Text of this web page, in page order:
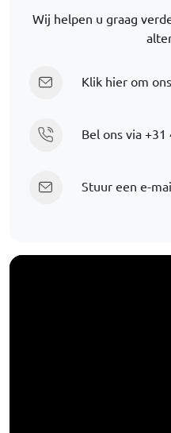
Wij helpen u graag
Klik hier om
Bel ons via +31
Stuur een e-